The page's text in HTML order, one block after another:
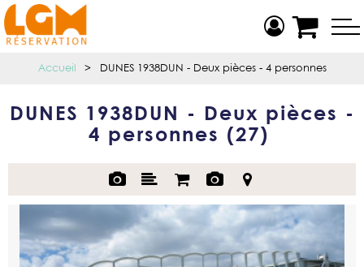
Accueil > DUNES 1938DUN - Deux pièces - 4 personnes
DUNES 1938DUN - Deux pièces -
4 personnes (27 )